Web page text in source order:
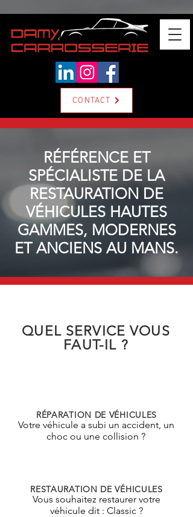
CONTACT
RÉFÉRENCE ET
SPÉCIALISTE DE LA
RESTAURATION DE
VÉHICULES HAUTES
GAMMES, MODERNES
ET ANCIENS AU MANS.
QUEL SERVICE VOUS
FAUT-IL ?
RÉPARATION DE VÉHICULES
Votre véhicule a subi un accident, un
choc ou une collision ?
RESTAURATION DE VÉHICULES
Vous souhaitez restaurer votre
véhicule dit : Classic ?